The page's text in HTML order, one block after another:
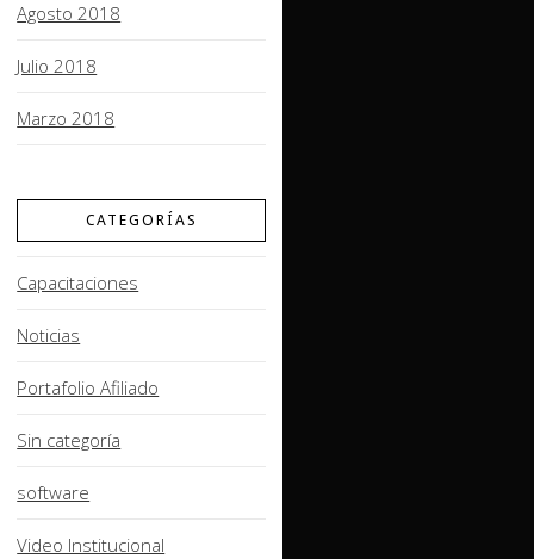
Agosto 2018
Julio 2018
Marzo 2018
CATEGORÍAS
Capacitaciones
Noticias
Portafolio Afiliado
Sin categoría
software
Video Institucional